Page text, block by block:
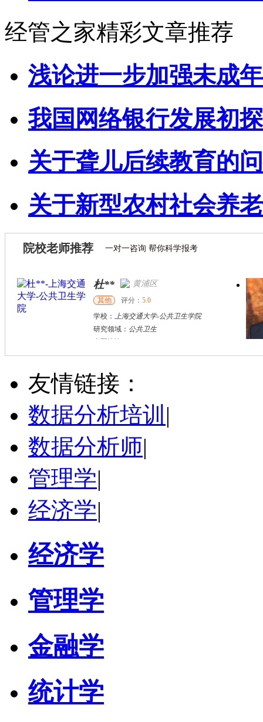
经管之家精彩文章推荐
浅论进一步加强未成
我国网络银行发展初
关于聋儿后续教育的
关于新型农村社会养
院校老师推荐 一对一咨询 帮你科学报考
杜** 黄浦区
其他 评分： 5.0
学校： 上海交通大学-公共卫生学院
研究领域： 公共卫生
万志宏 天津市
硕导
学校：南开大学
立即咨询
友情链接：
数据分析培训 |
数据分析师|
管理学|
经济学|
经济学
管理学
金融学
统计学